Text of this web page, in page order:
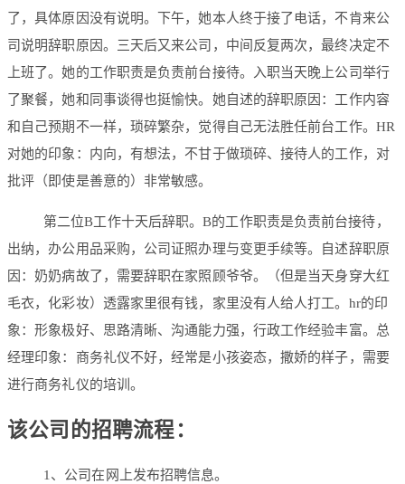
了，具体原因没有说明。下午，她本人终于接了电话，不肯来公
司说明辞职原因。三天后又来公司，中间反复两次，最终决定不
上班了。她的工作职责是负责前台接待。入职当天晚上公司举行
了聚餐，她和同事谈得也挺愉快。她自述的辞职原因：工作内容
和自己预期不一样，琐碎繁杂，觉得自己无法胜任前台工作。HR
对她的印象：内向，有想法，不甘于做琐碎、接待人的工作，对
批评（即使是善意的）非常敏感。
第二位B工作十天后辞职。B的工作职责是负责前台接待，
出纳，办公用品采购，公司证照办理与变更手续等。自述辞职原
因：奶奶病故了，需要辞职在家照顾爷爷。（但是当天身穿大红
毛衣，化彩妆）透露家里很有钱，家里没有人给人打工。hr的印
象：形象极好、思路清晰、沟通能力强，行政工作经验丰富。总
经理印象：商务礼仪不好，经常是小孩姿态，撒娇的样子，需要
进行商务礼仪的培训。
该公司的招聘流程：
1、公司在网上发布招聘信息。